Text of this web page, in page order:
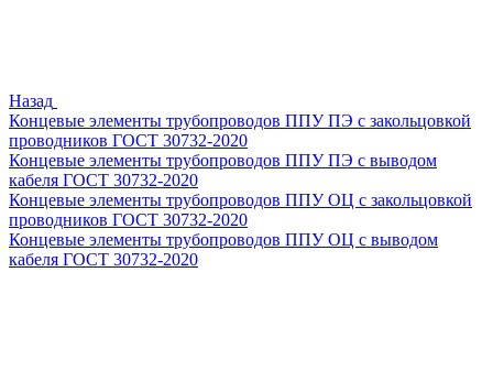
Назад
Концевые элементы трубопроводов ППУ ПЭ с закольцовкой
проводников ГОСТ 30732-2020
Концевые элементы трубопроводов ППУ ПЭ с выводом
кабеля ГОСТ 30732-2020
Концевые элементы трубопроводов ППУ ОЦ с закольцовкой
проводников ГОСТ 30732-2020
Концевые элементы трубопроводов ППУ ОЦ с выводом
кабеля ГОСТ 30732-2020